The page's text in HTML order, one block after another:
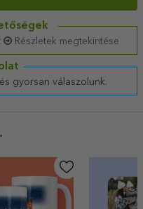
Részletek megtekintése
gyorsan válaszolunk.